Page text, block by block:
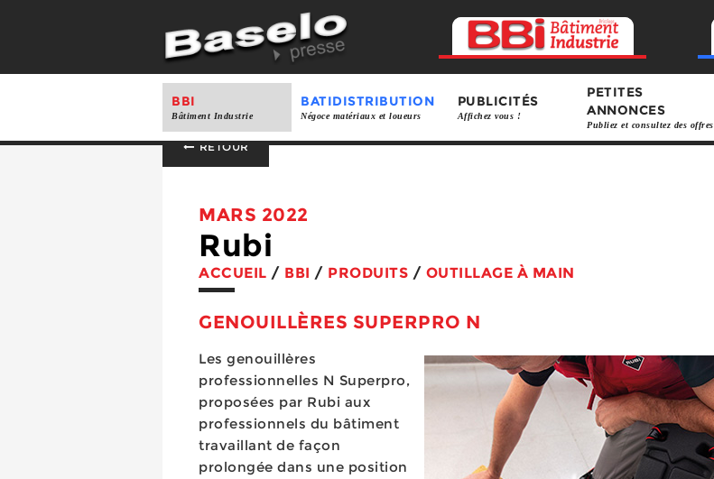
BBI
Bâtiment Industrie
BATIDISTRIBUTION
Négoce matériaux et loueurs
PUBLICITÉS
Affichez vous !
PETITES
ANNONCES
Publiez et consultez des offres
RETOUR
MARS 2022
Rubi
ACCUEIL / BBI / PRODUITS / OUTILLAGE À MAIN
GENOUILLÈRES SUPERPRO N
Les genouillères
professionnelles N Superpro,
proposées par Rubi aux
professionnels du bâtiment
travaillant de façon
prolongée dans une position